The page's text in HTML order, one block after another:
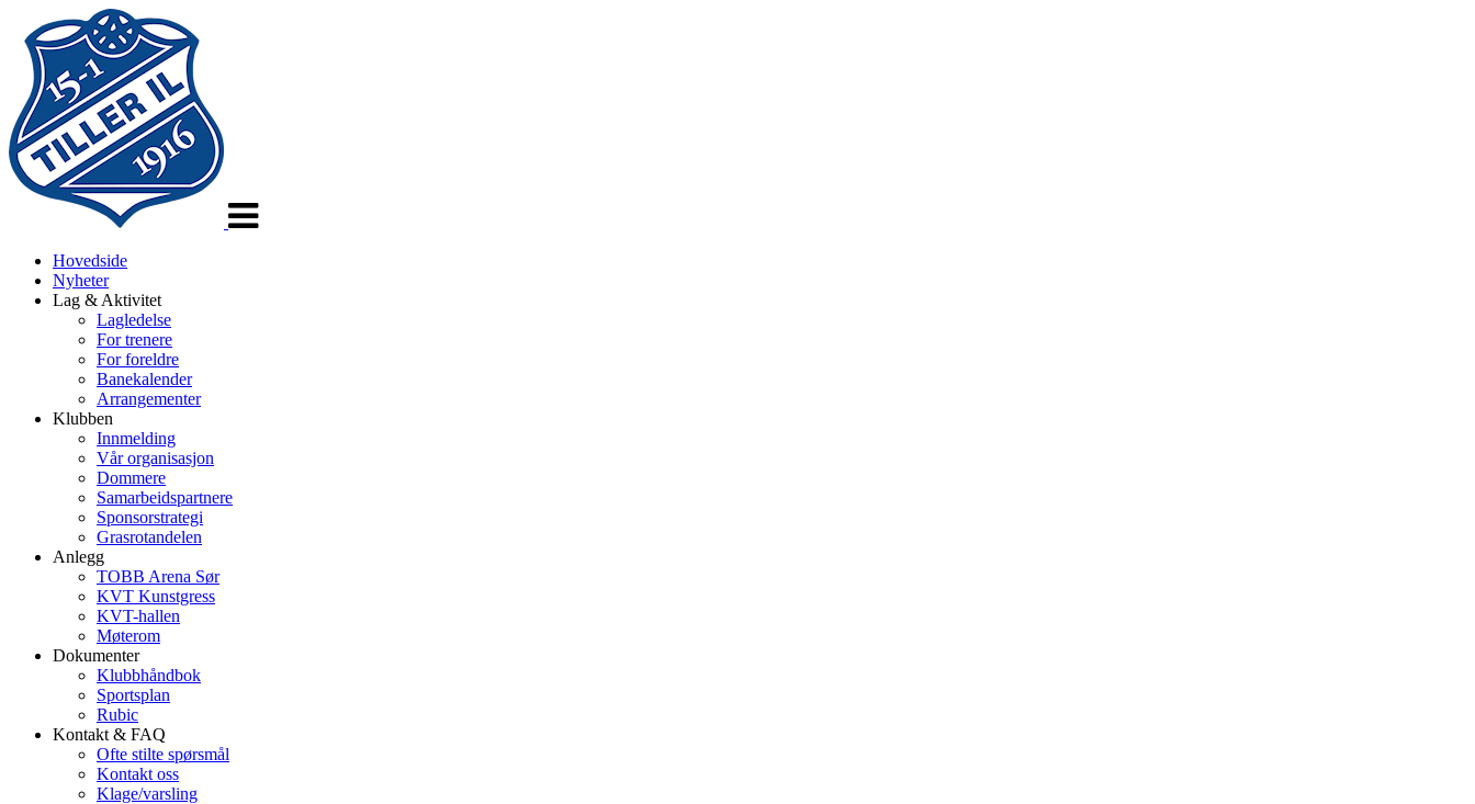
Hovedside
Nyheter
Lag & Aktivitet
Lagledelse
For trenere
For foreldre
Banekalender
Arrangementer
Klubben
Innmelding
Vår organisasjon
Dommere
Samarbeidspartnere
Sponsorstrategi
Grasrotandelen
Anlegg
TOBB Arena Sør
KVT Kunstgress
KVT-hallen
Møterom
Dokumenter
Klubbhåndbok
Sportsplan
Rubic
Kontakt & FAQ
Ofte stilte spørsmål
Kontakt oss
Klage/varsling